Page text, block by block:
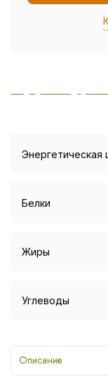
Энергетическая
Белки
Жиры
Углеводы
Описание